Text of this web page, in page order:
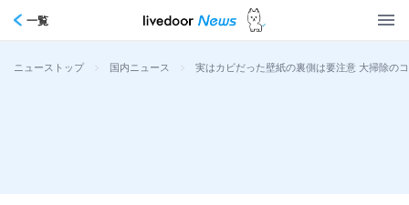
一覧
ニューストップ > 国内ニュース > 実はカビだった壁紙の裏側は要注意 大掃除の